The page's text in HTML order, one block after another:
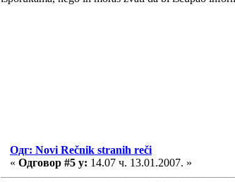
Одг: Novi Rečnik stranih reči
« Одговор #5 у: 14.07 ч. 13.01.2007. »